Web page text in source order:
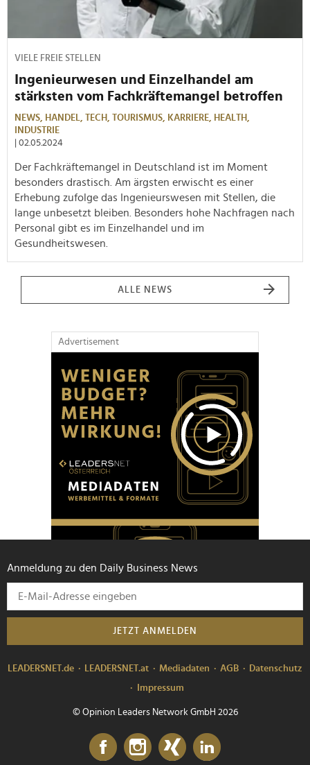
VIELE FREIE STELLEN
Ingenieurwesen und Einzelhandel am
stärksten vom Fachkräftemangel betroffen
NEWS, HANDEL, TECH, TOURISMUS, KARRIERE,
HEALTH,
INDUSTRIE
| 02.05.2024
Der Fachkräftemangel in Deutschland ist im Moment
besonders drastisch. Am ärgsten erwischt es einer
Erhebung zufolge das Ingenieurswesen mit Stellen, die
lange unbesetzt bleiben. Besonders hohe Nachfragen nach
Personal gibt es im Einzelhandel und im
Gesundheitswesen.
ALLE NEWS
Advertisement
Anmeldung zu den Daily Business News
JETZT ANMELDEN
LEADERSNET.de LEADERSNET.at Mediadaten AGB
Datenschutz
Impressum
© Opinion Leaders Network GmbH 2026